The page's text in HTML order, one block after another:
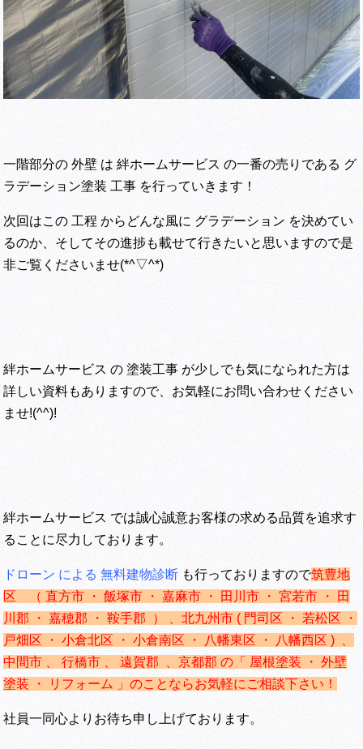
一階部分の 外壁 は 絆ホームサービス の一番の売りである グ
ラデーション塗装 工事 を行っていきます！
次回はこの 工程 からどんな風に グラデーション を決めてい
るのか、そしてその進捗も載せて行きたいと思いますので是
非ご覧くださいませ(*^▽^*)
絆ホームサービス の 塗装工事 が少しでも気になられた方は
詳しい資料もありますので、お気軽にお問い合わせください
ませ!(^^)!
絆ホームサービス では誠心誠意お客様の求める品質を追求す
ることに尽力しております。
ドローン による 無料建物診断 も行っておりますので筑豊地
区 （ 直方市 ・ 飯塚市 ・ 嘉麻市 ・ 田川市 ・ 宮若市 ・ 田
川郡 ・ 嘉穂郡 ・ 鞍手郡 ） 、北九州市 ( 門司区 ・ 若松区 ・
戸畑区 ・ 小倉北区 ・ 小倉南区 ・ 八幡東区 ・ 八幡西区 ) 、
中間市 、 行橋市 、 遠賀郡 、京都郡 の「 屋根塗装 ・ 外壁
塗装 ・ リフォーム 」のことならお気軽にご相談下さい！
社員一同心よりお待ち申し上げております。